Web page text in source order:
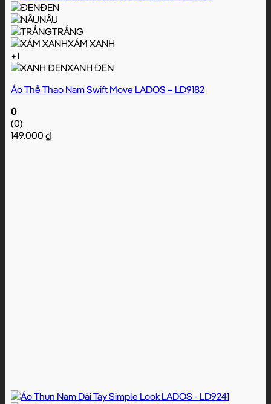
ĐEN
NÂU
TRẮNG
XÁM XANH
+1
XANH ĐEN
Áo Thể Thao Nam Swift Move LADOS – LD9182
0
(0)
149.000 ₫